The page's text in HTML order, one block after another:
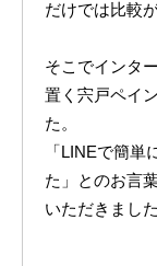
だけでは比較
そこでインタ
置く宍戸ペイ
た。
「LINEで簡
た」とのお言
いただきました